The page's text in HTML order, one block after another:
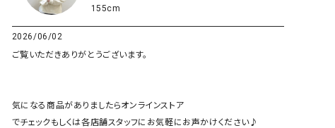
その他スカート
サロペット・オーバーオール
スカート
ジャケット・アウター
her.（ハードット）
and quarter（アンドクウォーター） HUMS（ハムズ）
Our.（アワードット）
155cm
2026/06/02
ご覧いただきありがとうございます。
気になる商品がありましたらオンラインストア
でチェックもしくは各店舗スタッフにお気軽にお声かけください♪